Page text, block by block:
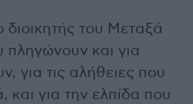
διοικητής του Μεταξά
πληγώνουν και για
για τις αλήθειες που
και για την ελπίδα που